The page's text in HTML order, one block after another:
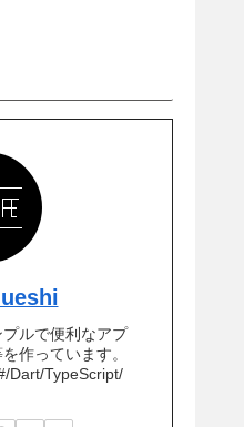
ルで便利なアプ
作っています。
Dart/TypeScript/